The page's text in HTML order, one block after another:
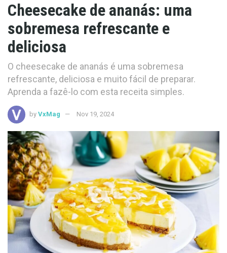
Cheesecake de ananás: uma
sobremesa refrescante e
deliciosa
O cheesecake de ananás é uma sobremesa
refrescante, deliciosa e muito fácil de preparar.
Aprenda a fazê-lo com esta receita simples.
by VxMag Nov 19, 2024